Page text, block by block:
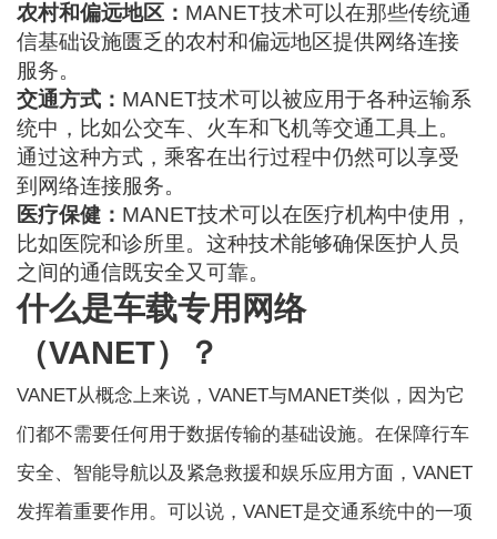
农村和偏远地区： MANET技术可以在那些传统通
信基础设施匮乏的农村和偏远地区提供网络连接
服务。
交通方式： MANET技术可以被应用于各种运输系
统中，比如公交车、火车和飞机等交通工具上。
通过这种方式，乘客在出行过程中仍然可以享受
到网络连接服务。
医疗保健： MANET技术可以在医疗机构中使用，
比如医院和诊所里。这种技术能够确保医护人员
之间的通信既安全又可靠。
什么是车载专用网络
（VANET）？
VANET从概念上来说，VANET与MANET类似，因为它
们都不需要任何用于数据传输的基础设施。在保障行车
安全、智能导航以及紧急救援和娱乐应用方面，VANET
发挥着重要作用。可以说，VANET是交通系统中的一项